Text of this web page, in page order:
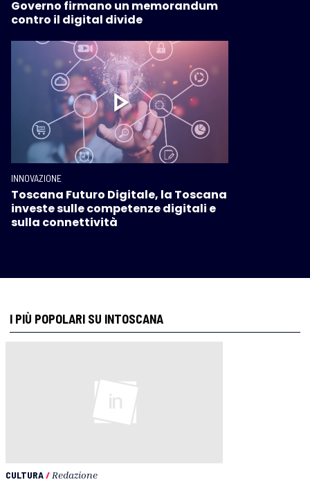
Governo firmano un memorandum
contro il digital divide
INNOVAZIONE
Toscana Futuro Digitale, la Toscana
investe sulle competenze digitali e
sulla connettività
I PIÙ POPOLARI SU INTOSCANA
CULTURA/ Redazione